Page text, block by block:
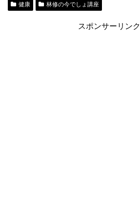
健康 林修の今でしょ講座
スポンサーリンク